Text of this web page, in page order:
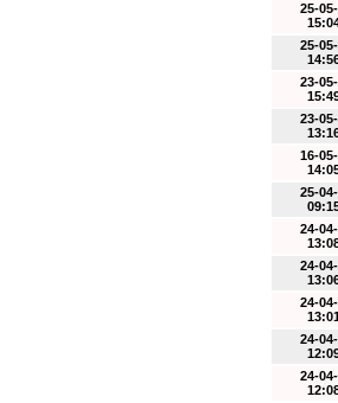
25-
25-
23-
23-
16-
25-
24-
24-
24-
24-
24-